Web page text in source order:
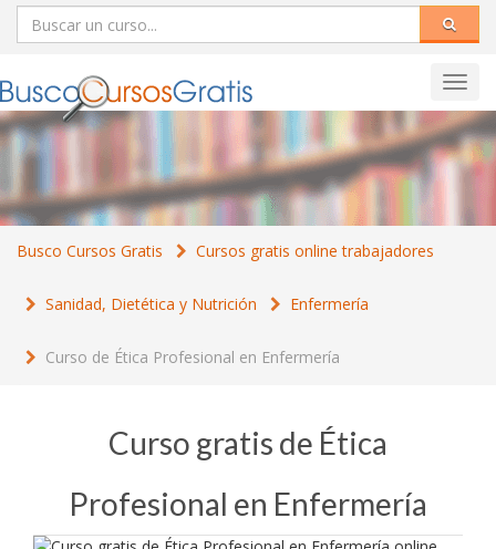
Busco Cursos Gratis Cursos gratis online trabajadores
Sanidad, Dietética y Nutrición Enfermería
Curso de Ética Profesional en Enfermería
Curso gratis de Ética
Profesional en Enfermería